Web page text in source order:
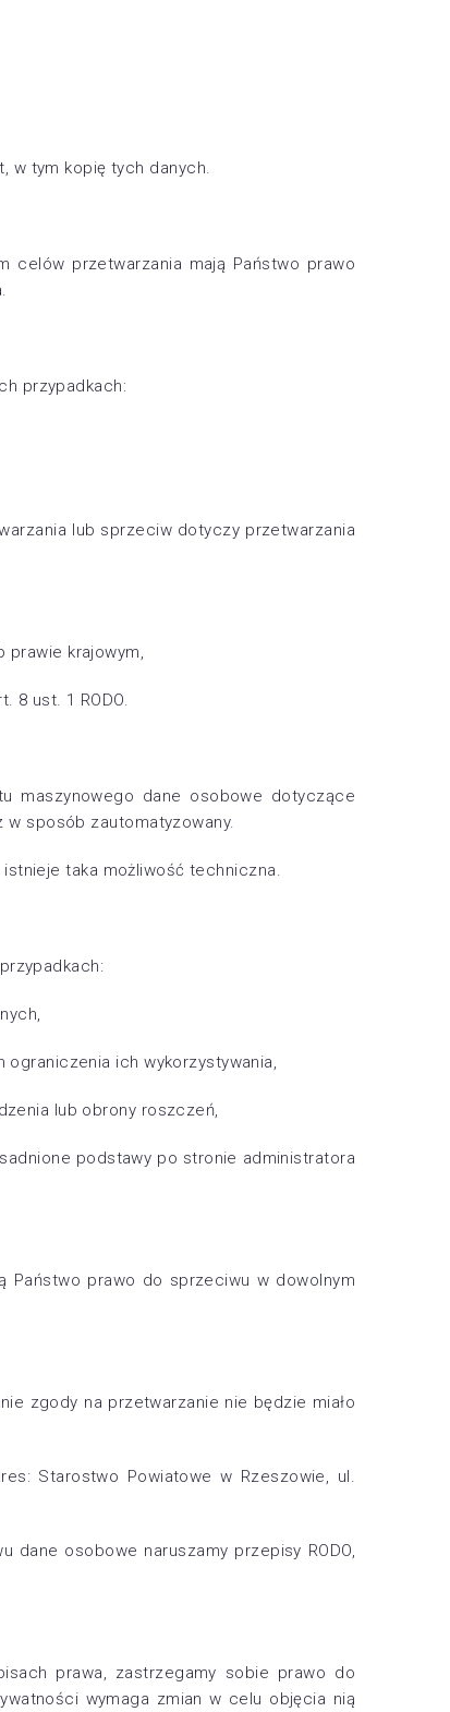
w tym kopię tych danych.
celów przetwarzania mają Państwo prawo
przypadkach:
lub sprzeciw dotyczy przetwarzania
prawie krajowym,
8 ust. 1 RODO.
maszynowego dane osobowe dotyczące
sposób zautomatyzowany.
taka możliwość techniczna.
ich wykorzystywania,
lub obrony roszczeń,
podstawy po stronie administratora
Państwo prawo do sprzeciwu w dowolnym
zgody na przetwarzanie nie będzie miało
Starostwo Powiatowe w Rzeszowie, ul.
osobowe naruszamy przepisy RODO,
prawa, zastrzegamy sobie prawo do
wymaga zmian w celu objęcia nią